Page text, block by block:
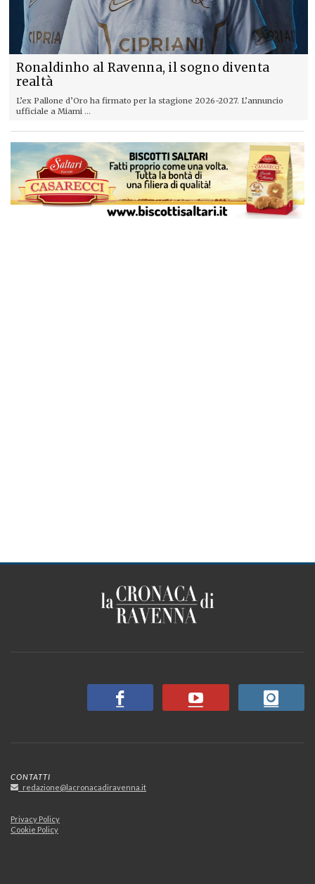
Ronaldinho al Ravenna, il sogno diventa
realtà
L’ex Pallone d’Oro ha firmato per la stagione 2026-2027. L’annuncio
ufficiale a Miami ...
CONTATTI
redazione@lacronacadiravenna.it
Privacy Policy
Cookie Policy